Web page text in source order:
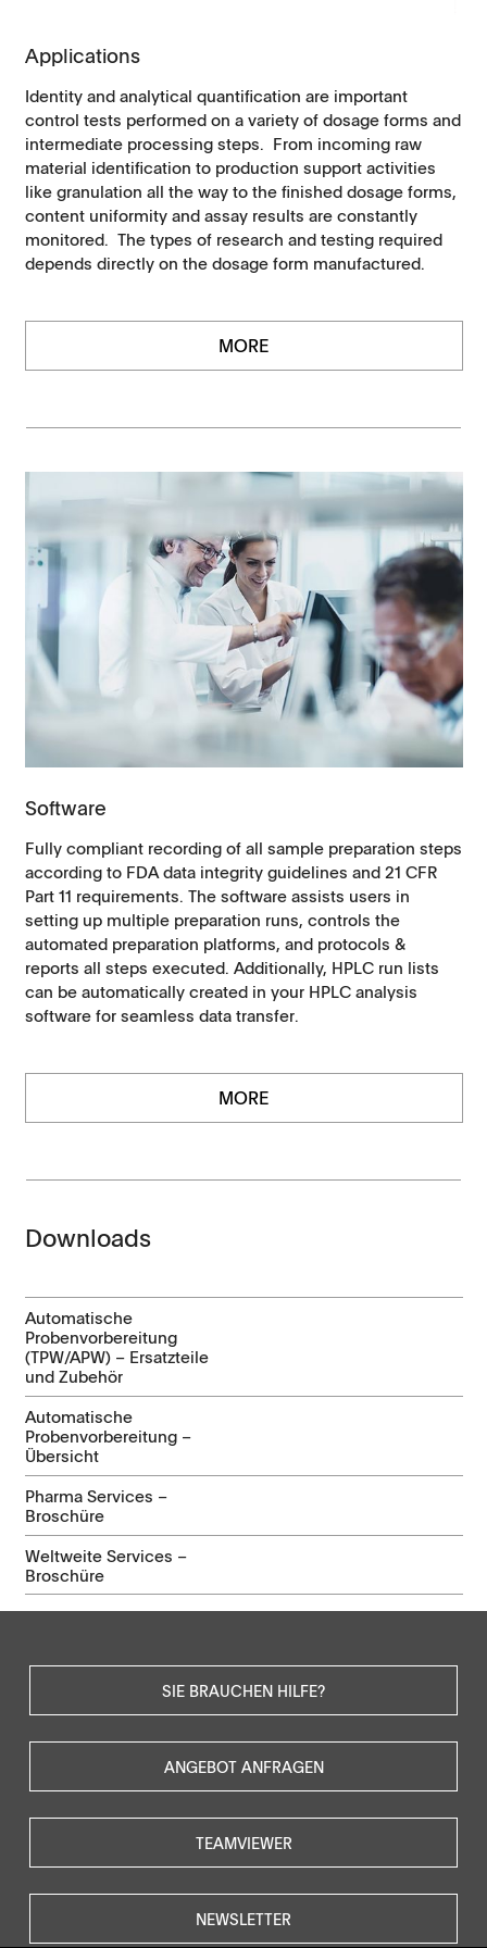
Applications
Identity and analytical quantification are important
control tests performed on a variety of dosage forms and
intermediate processing steps. From incoming raw
material identification to production support activities
like granulation all the way to the finished dosage forms,
content uniformity and assay results are constantly
monitored. The types of research and testing required
depends directly on the dosage form manufactured.
MORE
Software
Fully compliant recording of all sample preparation steps
according to FDA data integrity guidelines and 21 CFR
Part 11 requirements. The software assists users in
setting up multiple preparation runs, controls the
automated preparation platforms, and protocols &
reports all steps executed. Additionally, HPLC run lists
can be automatically created in your HPLC analysis
software for seamless data transfer.
MORE
Downloads
Automatische
Probenvorbereitung
(TPW/APW) – Ersatzteile
und Zubehör
Automatische
Probenvorbereitung –
Übersicht
Pharma Services –
Broschüre
Weltweite Services –
Broschüre
SIE BRAUCHEN HILFE?
ANGEBOT ANFRAGEN
TEAMVIEWER
NEWSLETTER